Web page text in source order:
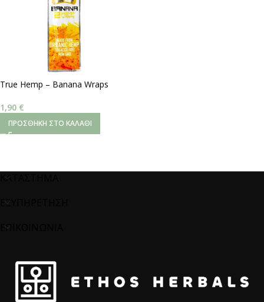
True Hemp – Banana Wraps
1,90 €
ΠΡΟΣΘΉΚΗ ΣΤΟ ΚΑΛΆΘΙ
ΚΑΤΑΣΤΗΜΑ
ΕΞΥΠΗΡΕΤΗΣΗ
ΕΠΙΚΟΙΝΩΝΙΑ